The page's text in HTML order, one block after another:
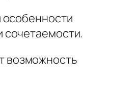
особенности
сочетаемости.
возможность